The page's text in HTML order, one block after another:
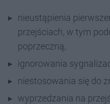
nieustąpienia
przejściach, w tym
poprzeczną,
ignorowania
niestosowania się do
wyprzedzania na